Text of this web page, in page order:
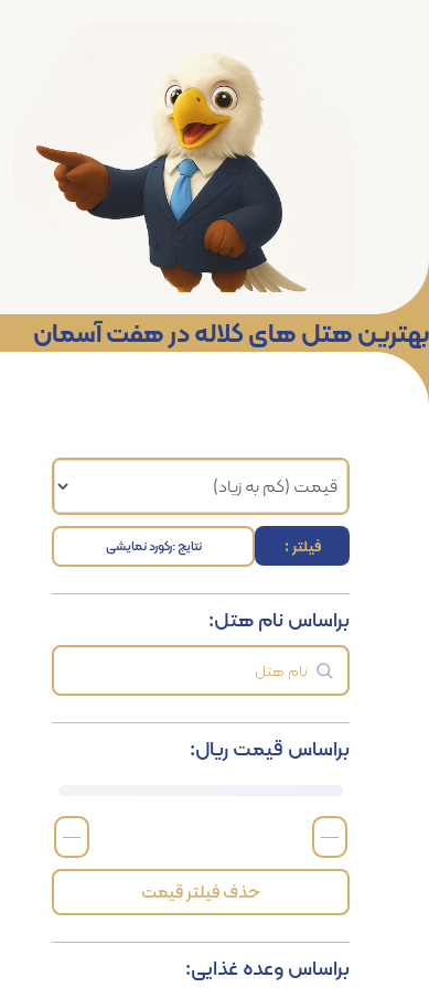
بهترین هتل های کلاله در هفت آسمان
فیلتر : نتایج :رکورد نمایشی
براساس نام هتل:
براساس قیمت ریال:
—
—
حذف فیلتر قیمت
براساس وعده غذایی: